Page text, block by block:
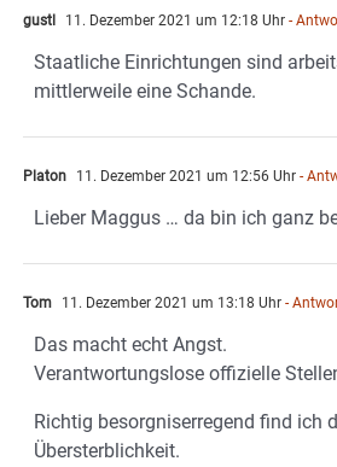
gustl 11. Dezember 2021 um 12:18 Uhr -
Staatliche Einrichtungen sind
mittlerweile eine Schande.
Platon 11. Dezember 2021 um 12:56 Uhr -
Lieber Maggus … da bin ich ganz
Tom 11. Dezember 2021 um 13:18 Uhr -
Das macht echt Angst.
Verantwortungslose offizielle
Richtig besorgniserregend find ich
Übersterblichkeit.